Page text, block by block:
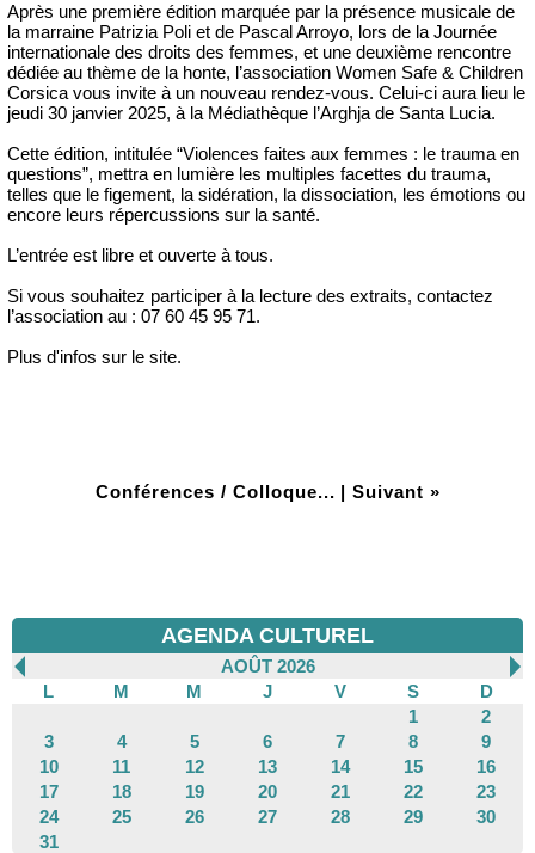
Après une première édition marquée par la présence musicale de
la marraine Patrizia Poli et de Pascal Arroyo, lors de la Journée
internationale des droits des femmes, et une deuxième rencontre
dédiée au thème de la honte, l’association Women Safe & Children
Corsica vous invite à un nouveau rendez-vous. Celui-ci aura lieu le
jeudi 30 janvier 2025, à la Médiathèque l’Arghja de Santa Lucia.
Cette édition, intitulée “Violences faites aux femmes : le trauma en
questions”, mettra en lumière les multiples facettes du trauma,
telles que le figement, la sidération, la dissociation, les émotions ou
encore leurs répercussions sur la santé.
L’entrée est libre et ouverte à tous.
Si vous souhaitez participer à la lecture des extraits, contactez
l’association au : 07 60 45 95 71.
Plus d'infos sur le site.
Conférences / Colloque... | Suivant »
AGENDA CULTUREL
AOÛT 2026
L
M M J V S
D
1
2
3
4 5 6 7 8
9
10
11 12 13 14 15
16
17
18 19 20 21 22
23
24
25 26 27 28 29
30
31